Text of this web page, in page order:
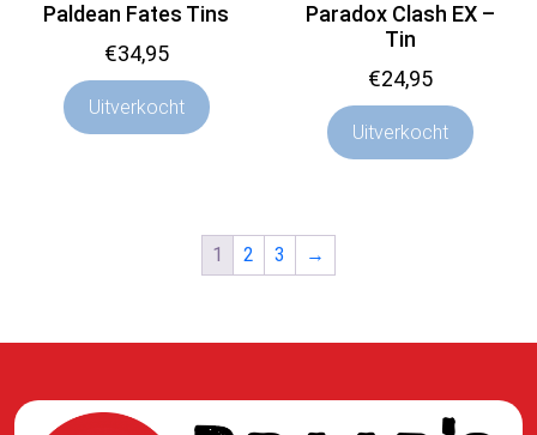
Paldean Fates Tins
€34,95
Uitverkocht
Paradox Clash EX –
Tin
€24,95
Uitverkocht
1 2 3 →